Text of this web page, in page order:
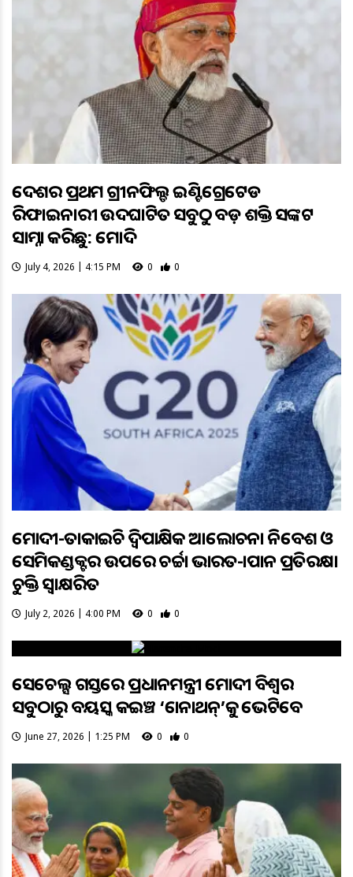
ଦେଶର ପ୍ରଥମ ଗ୍ରୀନଫିଲ୍ଡ ଇଣ୍ଟିଗ୍ରେଟେଡ
ରିଫାଇନାରୀ ଉଦଘାଟିତ ସବୁଠୁ ବଡ଼ ଶକ୍ତି ସଙ୍କଟ
ସାମ୍ନା କରିଛୁ: ମୋଦି
July 4, 2026 | 4:15 PM 0 0
ମୋଦୀ-ତାକାଇଚି ଦ୍ବିପାକ୍ଷିକ ଆଲୋଚନା ନିବେଶ ଓ
ସେମିକଣ୍ଡକ୍ଟର ଉପରେ ଚର୍ଚ୍ଚା ଭାରତ-ଜାପାନ ପ୍ରତିରକ୍ଷା
ଚୁକ୍ତି ସ୍ୱାକ୍ଷରିତ
July 2, 2026 | 4:00 PM 0 0
ସେଚେଲ୍ସ ଗସ୍ତରେ ପ୍ରଧାନମନ୍ତ୍ରୀ ମୋଦୀ ବିଶ୍ୱର
ସବୁଠାରୁ ବୟସ୍କ କଇଞ୍ଚ ‘ଜୋନାଥନ୍’କୁ ଭେଟିବେ
June 27, 2026 | 1:25 PM 0 0